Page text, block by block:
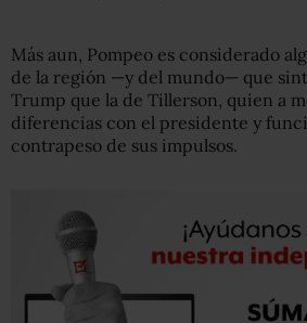
Más aun, Pompeo es considerado
de la región —y del mundo— que
Trump que la de Tillerson, quien a
diferencias con el presidente y
contrapeso de sus impulsos.